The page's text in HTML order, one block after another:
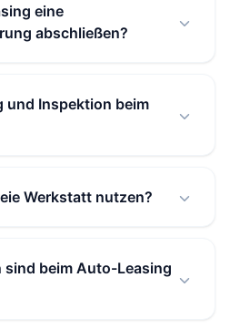
eine
abschließen?
und Inspektion beim
Werkstatt nutzen?
sind beim Auto-Leasing